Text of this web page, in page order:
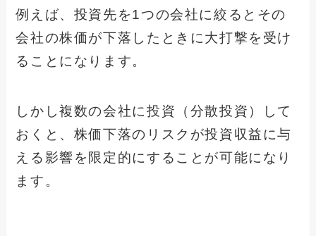
例えば、投資先を1つの会社に絞るとその
会社の株価が下落したときに大打撃を受け
ることになります。
しかし複数の会社に投資（分散投資）して
おくと、株価下落のリスクが投資収益に与
える影響を限定的にすることが可能になり
ます。